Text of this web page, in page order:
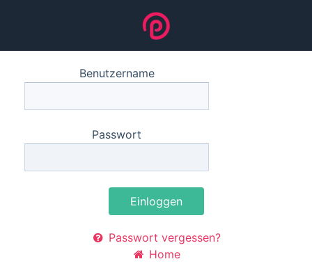
Benutzername
Passwort
Einloggen
Passwort vergessen?
Home